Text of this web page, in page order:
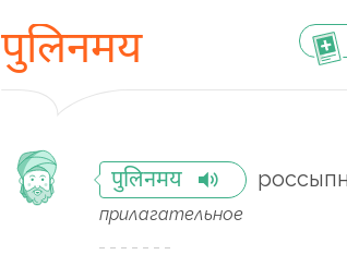
पुलिनमय
पुलिनमय
прилагательное